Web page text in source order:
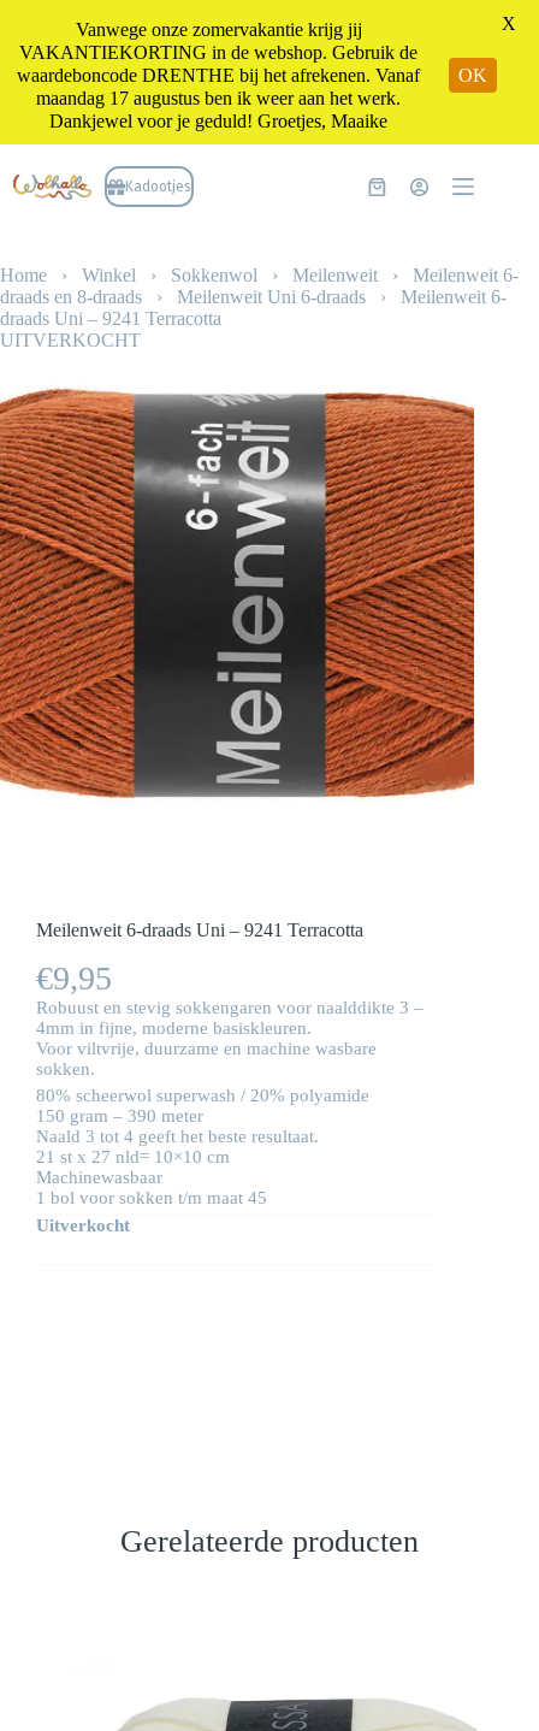
naar
de
Kadootjes Winkelwagen
Home › Winkel › Sokkenwol › Meilenweit › Meilenweit 6-
draads en 8-draads › Meilenweit Uni 6-draads › Meilenweit 6-
draads Uni – 9241 Terracotta
UITVERKOCHT
Meilenweit 6-draads Uni – 9241 Terracotta
€9,95
Robuust en stevig sokkengaren voor naalddikte 3 –
4mm in fijne, moderne basiskleuren.
Voor viltvrije, duurzame en machine wasbare
sokken.
80% scheerwol superwash / 20% polyamide
150 gram – 390 meter
Naald 3 tot 4 geeft het beste resultaat.
21 st x 27 nld= 10×10 cm
Machinewasbaar
1 bol voor sokken t/m maat 45
Uitverkocht
Gerelateerde producten
Vanwege onze zomervakantie krijg jij
VAKANTIEKORTING in de webshop. Gebruik de
waardeboncode DRENTHE bij het afrekenen. Vanaf
maandag 17 augustus ben ik weer aan het werk.
Dankjewel voor je geduld! Groetjes, Maaike
OK
X